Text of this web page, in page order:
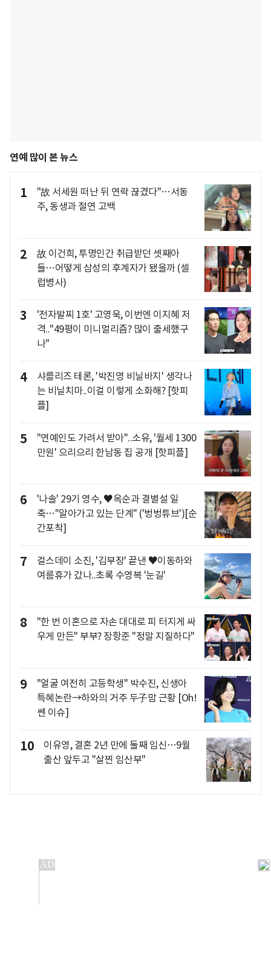
연예 많이 본 뉴스
1
"故 서세원 떠난 뒤 연락 끊겼다"…서동
주, 동생과 절연 고백
2
故 이건희, 투명인간 취급받던 셋째아
들…어떻게 삼성의 후계자가 됐을까 (셀
럽병사)
3
'전자발찌 1호' 고영욱, 이번엔 이지혜 저
격.."49평이 미니멀리즘? 많이 출세했구
나"
4
샤를리즈 테론, '박진영 비닐바지' 생각나
는 비닐치마..이걸 이렇게 소화해? [핫피
플]
5
"연예인도 가려서 받아"..소유, '월세 1300
만원' 으리으리 한남동 집 공개 [핫피플]
6
'나솔' 29기 영수, ♥옥순과 결별설 일
축…"알아가고 있는 단계" ('벙벙튜브')[순
간포착]
7
걸스데이 소진, '김부장' 끝낸 ♥이동하와
여름휴가 갔나..초록 수영복 '눈길'
8
"한 번 이혼으로 자손 대대로 피 터지게 싸
우게 만든" 부부? 장항준 "정말 지질하다"
9
"얼굴 여전히 고등학생" 박수진, 신생아
특혜논란→하와의 거주 두子맘 근황 [Oh!
쎈 이슈]
10
이유영, 결혼 2년 만에 둘째 임신…9월
출산 앞두고 "살찐 임산부"